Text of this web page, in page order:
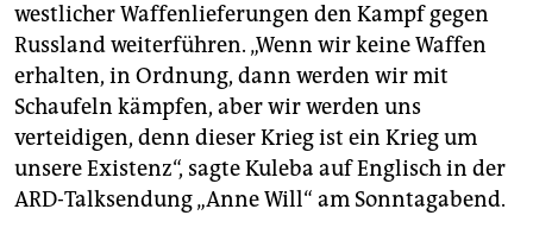
westlicher Waffenlieferungen den Kampf gegen
Russland weiterführen. „Wenn wir keine Waffen
erhalten, in Ordnung, dann werden wir mit
Schaufeln kämpfen, aber wir werden uns
verteidigen, denn dieser Krieg ist ein Krieg um
unsere Existenz“, sagte Kuleba auf Englisch in der
ARD-Talksendung „Anne Will“ am Sonntagabend.